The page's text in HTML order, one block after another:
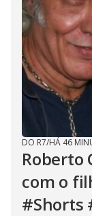
DO R7/HÁ 46
Roberto
com o
#Shorts